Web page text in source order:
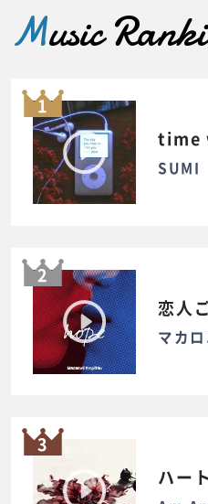
Music
1
time
SUMI
2
恋人
マカ
3
ハー